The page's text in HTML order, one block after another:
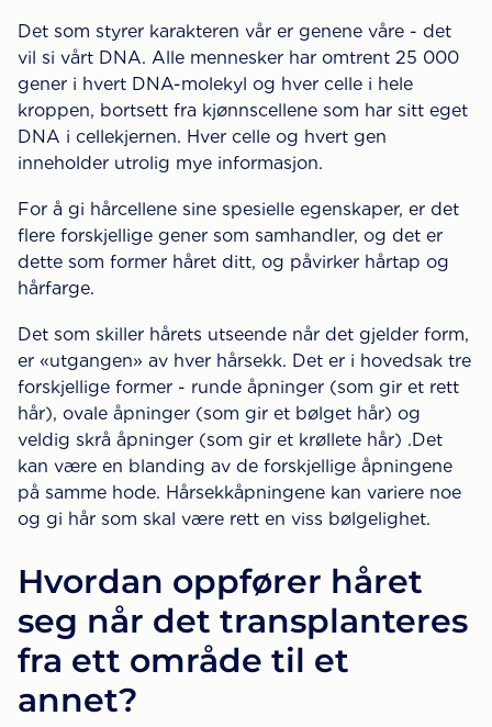
Det som styrer karakteren vår er genene våre - det
vil si vårt DNA. Alle mennesker har omtrent 25 000
gener i hvert DNA-molekyl og hver celle i hele
kroppen, bortsett fra kjønnscellene som har sitt eget
DNA i cellekjernen. Hver celle og hvert gen
inneholder utrolig mye informasjon.
For å gi hårcellene sine spesielle egenskaper, er det
flere forskjellige gener som samhandler, og det er
dette som former håret ditt, og påvirker hårtap og
hårfarge.
Det som skiller hårets utseende når det gjelder form,
er «utgangen» av hver hårsekk. Det er i hovedsak tre
forskjellige former - runde åpninger (som gir et rett
hår), ovale åpninger (som gir et bølget hår) og
veldig skrå åpninger (som gir et krøllete hår) .Det
kan være en blanding av de forskjellige åpningene
på samme hode. Hårsekkåpningene kan variere noe
og gi hår som skal være rett en viss bølgelighet.
Hvordan oppfører håret
seg når det transplanteres
fra ett område til et
annet?